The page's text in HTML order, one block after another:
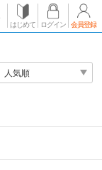
はじめて ログイン 会員登録